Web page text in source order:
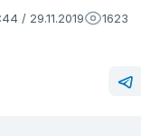
/ 29.11.2019 1623